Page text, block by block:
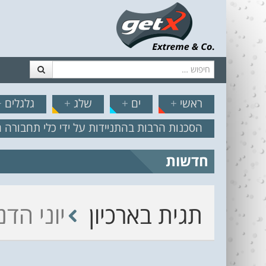
חיפוש
// תפריט
דלג לתוכן
ראשי + ים + שלג + גלגלים
הסכנות הרבות בהתניידות על ידי כלי
חדשות
תגית בארכיון יוני